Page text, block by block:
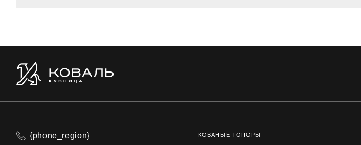
{phone_region} КОВАНЫЕ ТОПОРЫ